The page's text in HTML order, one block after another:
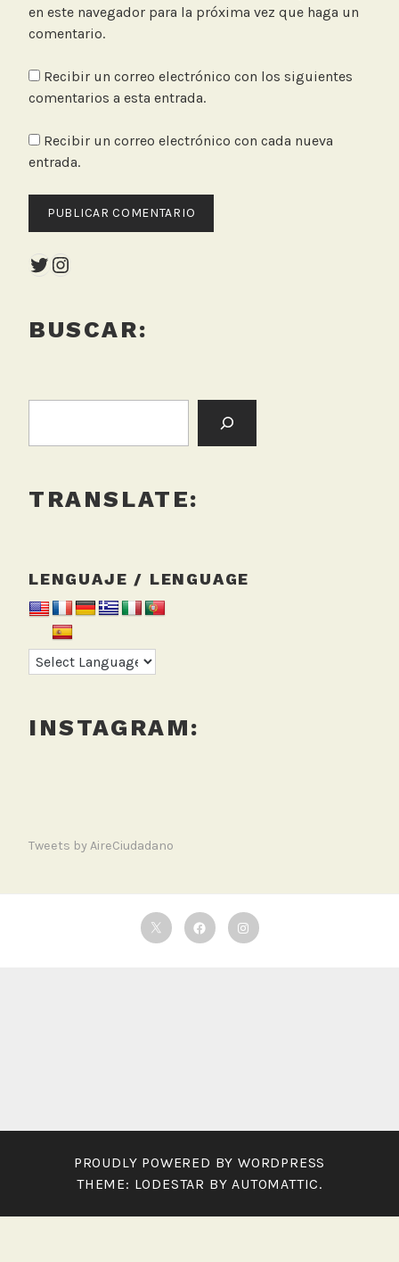
en este navegador para la próxima vez que haga un
comentario.
Recibir un correo electrónico con los siguientes
comentarios a esta entrada.
Recibir un correo electrónico con cada nueva
entrada.
Twitter
Instagram
BUSCAR:
TRANSLATE:
LENGUAJE / LENGUAGE
INSTAGRAM:
Tweets by AireCiudadano
TwitterFacebookInstagram
PROUDLY POWERED BY WORDPRESS
THEME: LODESTAR BY AUTOMATTIC.